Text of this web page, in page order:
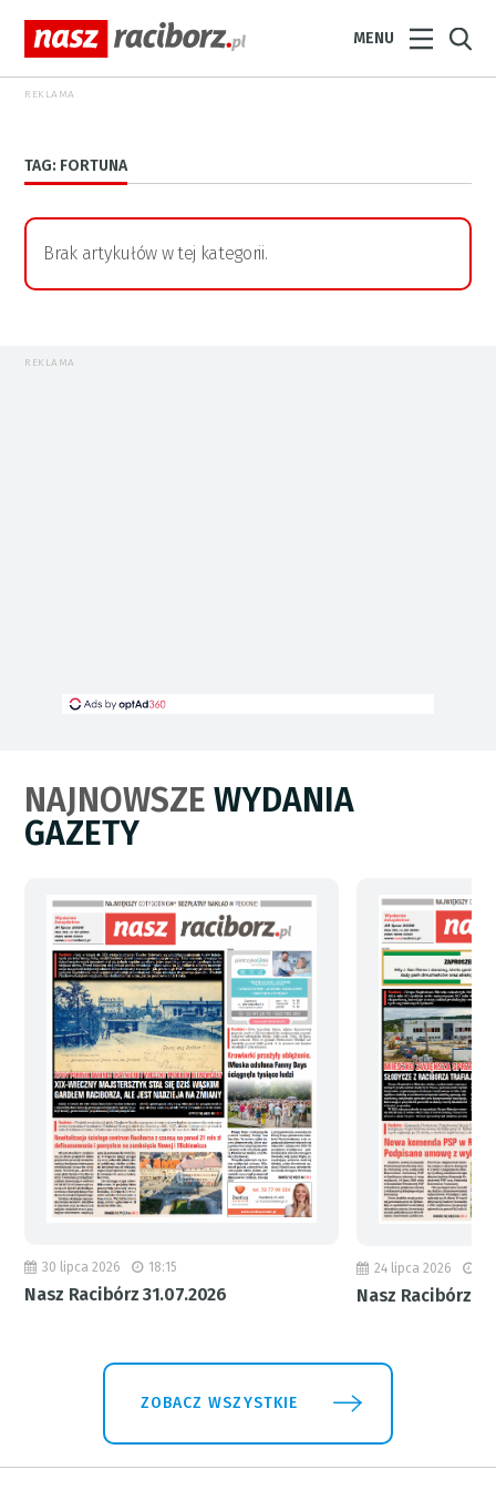
MENU
REKLAMA
TAG: FORTUNA
Brak artykułów w tej kategorii.
REKLAMA
NAJNOWSZEWYDANIA
GAZETY
30 lipca 2026 18:15
Nasz Racibórz 31.07.2026
24 lipca 2026
Nasz Racibórz
ZOBACZ WSZYSTKIE